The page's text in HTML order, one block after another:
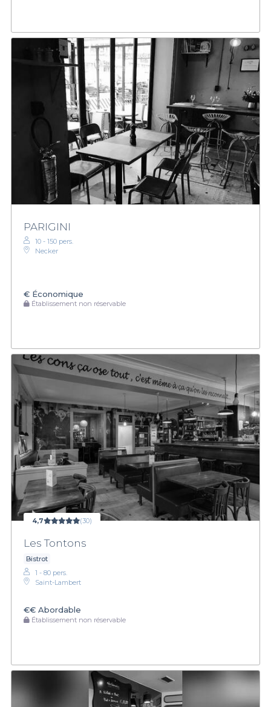
PARIGINI
10 - 150 pers.
Necker
€ Économique
Établissement non réservable
4,7 (30)
Les Tontons
Bistrot
1 - 80 pers.
Saint-Lambert
€€ Abordable
Établissement non réservable